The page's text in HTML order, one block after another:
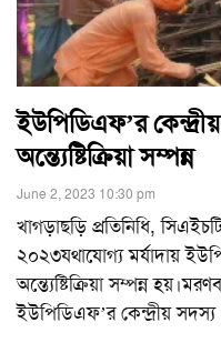
ইউপিডিএফ’র
অন্ত্যেষ্টিক্রিয়া সম্পন্ন
June 2, 2023 10:30 pm
খাগড়াছড়ি প্রতিনিধি,
২০২৩যথাযোগ্য মর্যাদায়
অন্ত্যেষ্টিক্রিয়া সম্পন্ন
ইউপিডিএফ’র কেন্দ্রীয় সদস্য